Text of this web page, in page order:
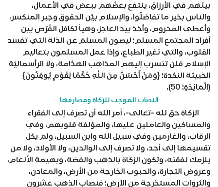
بينَهم في الأرزاق، ينتفع بعضُهم ببعض في الأعمال،
والناس بخير ما تفاضَلُوا، والإسلام بيَّن الحقوق وجبر المنكسر،
وأعطى المحروم، وأخذ بيد العاجز، وهيأ تكافل الفُرَص بين
أفراد المجتمع المسلم؛ ليصون المسلمَ عن الذلة التي تفسد
القلوب، والتي تغير الطباع، وإذا عمل المسلمون بتعاليم
الإسلام فلن تتسرب إليهم المذاهب الهدَّامة، ولا الرأسماليَّة
الخبيثة النكدة؛ {وَمَنْ أَحْسَنُ مِنَ اللَّهِ حُكْمًا لِقَوْمٍ يُوقِنُونَ}
(الْمَائِدَةِ: 50).
النصاب الموجب للزكاة ومصارفها
الزكاة حق لله -تعالى-، أمر الله أن تصرف إلى الفقراء
والمساكين والعاملين عليها، والمؤلفة قلوبهم، وفي
الرقاب، والغارمين وفي سبيل الله وابن السبيل، ولم يكل
تقسيمها إلى أحد، ولا تصرف إلى الوالدين، ولا الأولاد، ولا من
يلزمك نفقته، وتكون الزكاة بالذهب والفضة، وبهيمة الأنعام،
وعروض التجارة، والحبوب الخارجة من الأرض، والمعادن،
والثروات المستخرجة من الأرض؛ فنصاب الذهب عشرون